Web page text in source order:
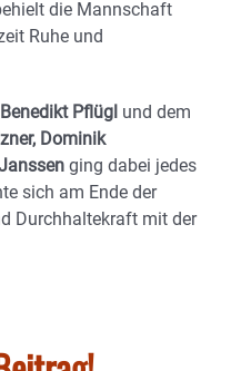
die Mannschaft
Ruhe und
Pflügl und dem
Dominik
ging dabei jedes
sich am Ende der
Durchhaltekraft mit der